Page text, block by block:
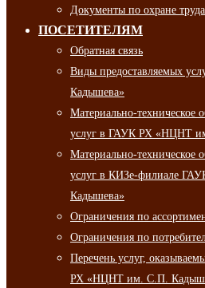
Документы по охране труда
ПОСЕТИТЕЛЯМ
Обратная связь
Виды предоставляемых
Кадышева»
Материально-техническое
услуг в ГАУК РХ «НЦНТ
Материально-техническое
услуг в КИЗе-филиале
Кадышева»
Ограничения по
Ограничения по
Перечень услуг,
РХ «НЦНТ им. С.П.